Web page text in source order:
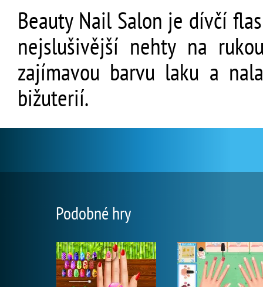
Beauty Nail Salon je dívčí
nejslušivější nehty na
zajímavou barvu laku a
bižuterií.
Podobné hry